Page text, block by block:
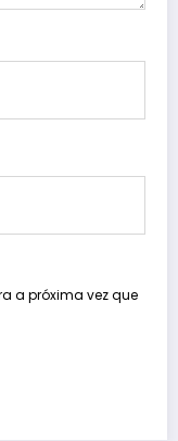
a próxima vez que